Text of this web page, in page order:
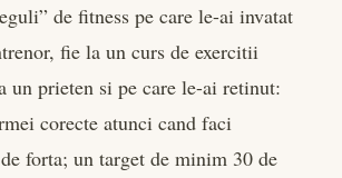
de fitness pe care le-ai invatat
fie la un curs de exercitii
un prieten si pe care le-ai retinut:
corecte atunci cand faci
forta; un target de minim 30 de